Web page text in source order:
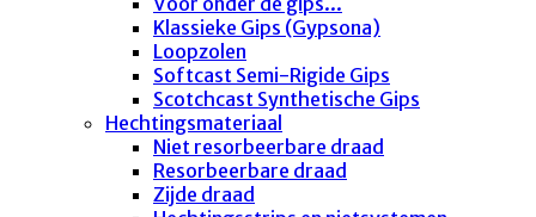
Klassieke Gips (Gypsona)
Loopzolen
Softcast Semi-Rigide Gips
Scotchcast Synthetische Gips
Hechtingsmateriaal
Niet resorbeerbare draad
Resorbeerbare draad
Zijde draad